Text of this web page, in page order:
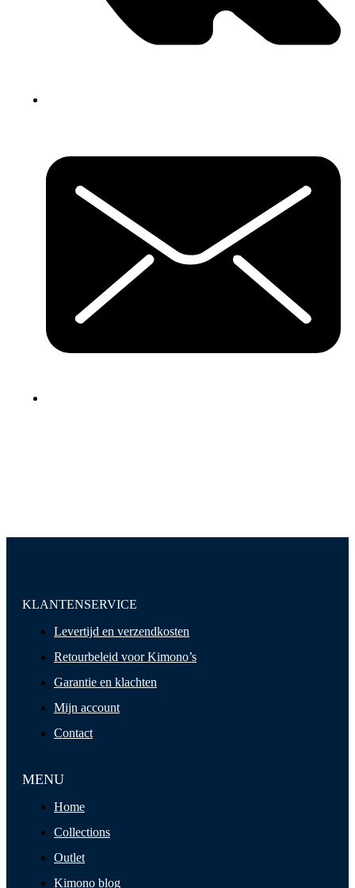
KLANTENSERVICE
Levertijd en verzendkosten
Retourbeleid voor Kimono’s
Garantie en klachten
Mijn account
Contact
MENU
Home
Collections
Outlet
Kimono blog